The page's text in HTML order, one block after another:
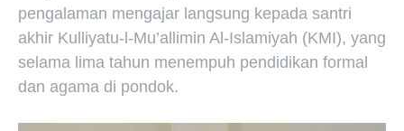
pengalaman mengajar langsung kepada santri
akhir Kulliyatu-l-Mu’allimin Al-Islamiyah (KMI), yang
selama lima tahun menempuh pendidikan formal
dan agama di pondok.